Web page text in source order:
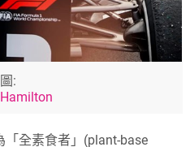
圖:
全素食者」(plant-base